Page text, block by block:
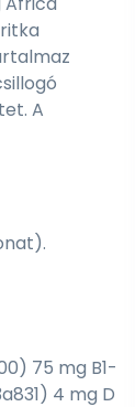
A
75 mg B1-
4 mg D